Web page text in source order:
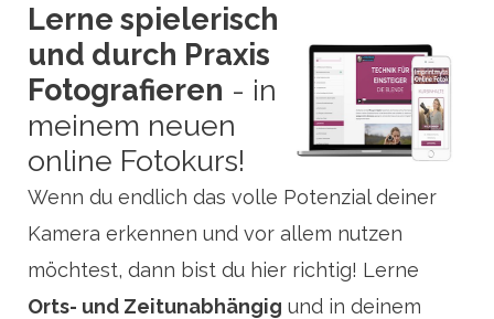
Lerne spielerisch
und durch Praxis
Fotografieren - in
meinem neuen
online Fotokurs!
Wenn du endlich das volle Potenzial deiner
Kamera erkennen und vor allem nutzen
möchtest, dann bist du hier richtig! Lerne
Orts- und Zeitunabhängig und in deinem